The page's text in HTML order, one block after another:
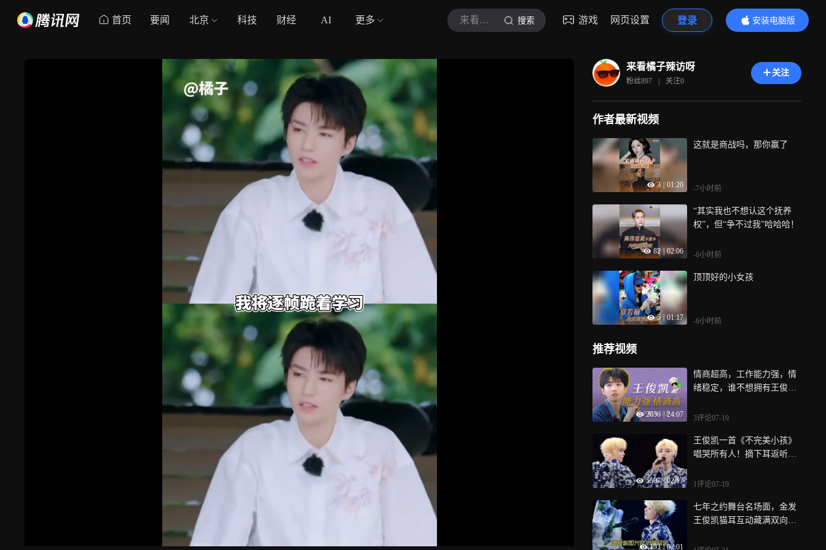
首页 要闻 北京 科技 财经 AI 更多 来看橘子辣访呀 搜索 游戏 网页设置 登录
安装电脑版
内容更精彩
来看橘子辣访呀
粉丝897 | 关注0
关注
作者最新视频
3 01:20
这就是商战吗，那你赢了
-7小时前
82 | 02:06
“其实我也不想认这个抚养
权”，但“争不过我”哈哈哈！
-6小时前
5 01:17
顶顶好的小女孩
-6小时前
推荐视频
2036 | 24:07
情商超高，工作能力强，情
绪稳定，谁不想拥有王俊凯
0】
3评论07-19
5507 | 02:17
王俊凯一首《不完美小孩》
唱哭所有人！摘下耳返听万
1评论07-19
193 | 02:01
七年之约舞台名场面，金发
王俊凯猫耳互动藏满双向温